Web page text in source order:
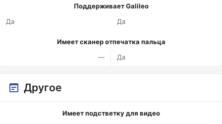
Поддерживает Galileo
Да
Да
Имеет сканер отпечатка пальца
—
Да
Другое
Имеет подстветку для видео